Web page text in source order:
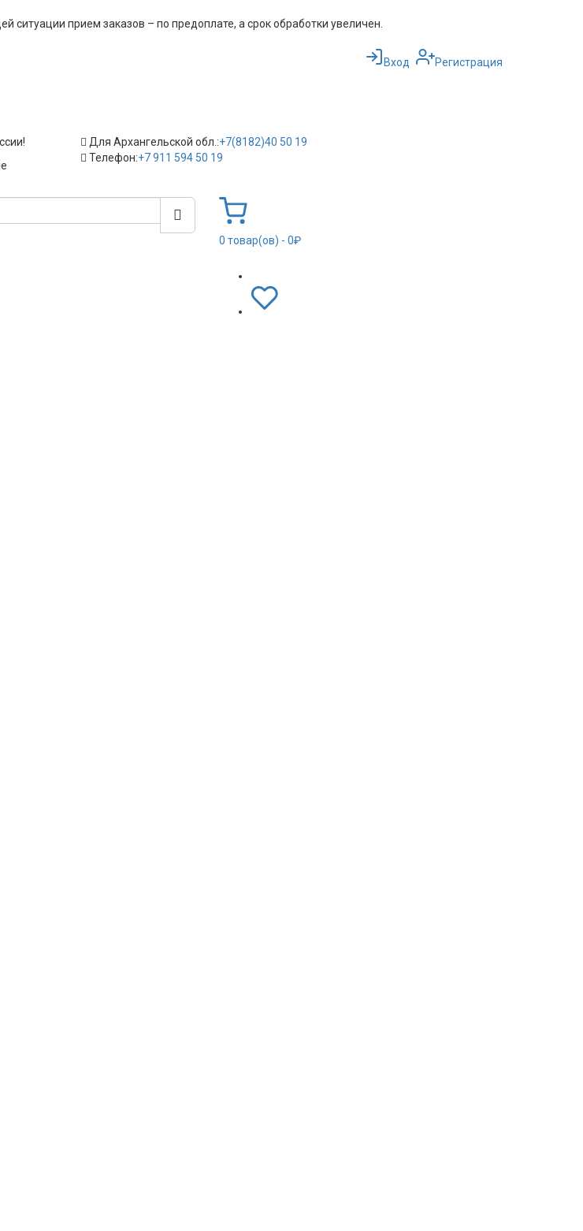
прием заказов – по предоплате, а срок обработки увеличен.
Вход Регистрация
Для Архангельской обл.:+7(8182)40 50 19
Телефон:+7 911 594 50 19
0 товар(ов) - 0₽